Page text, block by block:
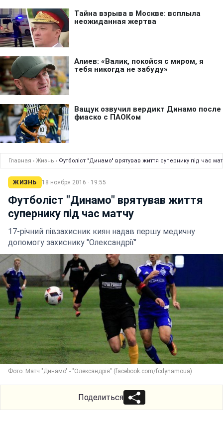
Главная › Жизнь › Футболіст "Динамо" врятував життя супернику під час
ЖИЗНЬ 18 ноября 2016 · 19:55
Футболіст "Динамо" врятував життя
супернику під час матчу
17-річний півзахисник киян надав першу медичну
допомогу захиснику "Олександрії"
Фото: Матч "Динамо" - "Олександрія" (facebook.com/fcdynamoua)
Поделиться